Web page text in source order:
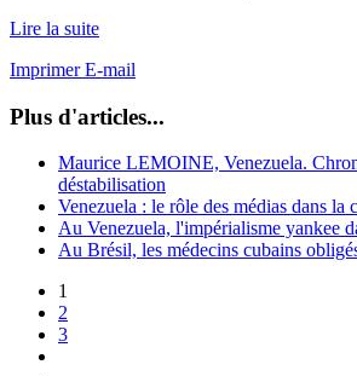
Lire la suite
ImprimerE-mail
Plus d'articles...
Maurice LEMOINE, Venezuela.
déstabilisation
Venezuela : le rôle des médias dans la
Au Venezuela, l'impérialisme yankee
Au Brésil, les médecins cubains
1
2
3